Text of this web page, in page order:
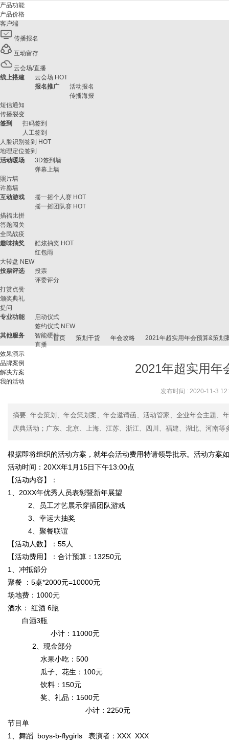
产品功能
产品价格
客户端
传播报名
互动留存
云会场/直播
线上搭建
云会场 HOT
报名推广
活动报名
传播海报
短信通知
传播裂变
签到
扫码签到
人工签到
人脸识别签到 HOT
地理定位签到
活动暖场
3D签到墙
弹幕上墙
照片墙
许愿墙
互动游戏
摇一摇个人赛 HOT
摇一摇团队赛 HOT
描福比拼
答题闯关
全民战疫
趣味抽奖
酷炫抽奖 HOT
红包雨
大转盘 NEW
投票评选
投票
评委评分
打赏点赞
颁奖典礼
提问
专业功能
启动仪式
签约仪式 NEW
其他服务
智能硬件
直播
效果演示
品牌案例
解决方案
我的活动
媒
数
首页 策划干货 年会攻略 2021年超实用年会预算&策划
2021年超实用年
发布时间 : 2020-11-3
摘要: 年会策划、年会策划案、年会邀请函、活动管家、企业年会主题、
庆典活动；广东、北京、上海、江苏、浙江、四川、福建、湖北、河南等
根据即将组织的活动方案，就年会活动费用特请领导批示。活动方案
活动时间：20XX年1月15日下午13:00点
【活动内容】：
1、20XX年优秀人员表彰暨新年展望
2、员工才艺展示穿插团队游戏
3、幸运大抽奖
4、聚餐联谊
【活动人数】：55人
【活动费用】：合计预算：13250元
1、冲抵部分
聚餐 ：5桌*2000元=10000元
场地费：1000元
酒水： 红酒 6瓶
白酒3瓶
小计：11000元
2、现金部分
水果小吃：500
瓜子、花生：100元
饮料：150元
奖、礼品：1500元
小计：2250元
节目单
1、舞蹈 boys-b-flygirls 表演者：XXX XXX